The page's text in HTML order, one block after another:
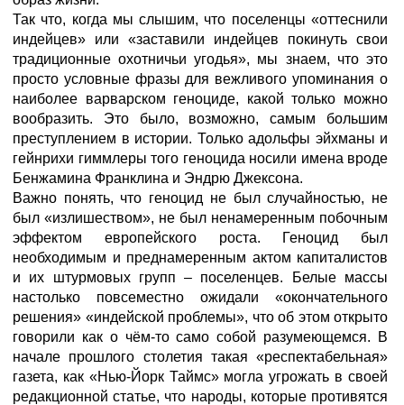
Так что, когда мы слышим, что поселенцы «оттеснили
индейцев» или «заставили индейцев покинуть свои
традиционные охотничьи угодья», мы знаем, что это
просто условные фразы для вежливого упоминания о
наиболее варварском геноциде, какой только можно
вообразить. Это было, возможно, самым большим
преступлением в истории. Только адольфы эйхманы и
гейнрихи гиммлеры того геноцида носили имена вроде
Бенжамина Франклина и Эндрю Джексона.
Важно понять, что геноцид не был случайностью, не
был «излишеством», не был ненамеренным побочным
эффектом европейского роста. Геноцид был
необходимым и преднамеренным актом капиталистов
и их штурмовых групп – поселенцев. Белые массы
настолько повсеместно ожидали «окончательного
решения» «индейской проблемы», что об этом открыто
говорили как о чём-то само собой разумеющемся. В
начале прошлого столетия такая «респектабельная»
газета, как «Нью-Йорк Таймс» могла угрожать в своей
редакционной статье, что народы, которые противятся